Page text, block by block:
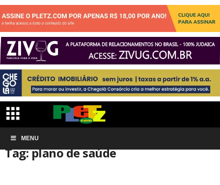
MENU
Início Tags
Tag: plano de saúde